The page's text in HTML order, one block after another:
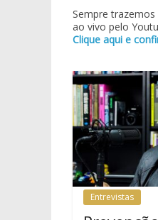
Sempre
ao vivo pelo
Clique aqui e
Entrevistas